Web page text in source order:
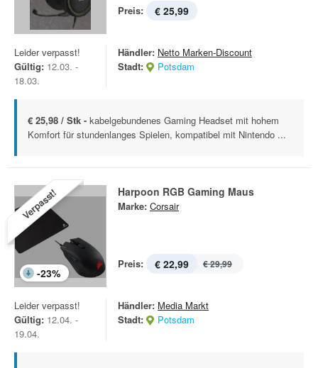
Preis: € 25,99
Leider verpasst!
Gültig: 12.03. -
18.03.
Händler: Netto Marken-Discount
Stadt:
Potsdam
€ 25,98 / Stk - kabelgebundenes Gaming Headset mit hohem
Komfort für stundenlanges Spielen, kompatibel mit Nintendo ...
Verpasst!
-23%
Harpoon RGB Gaming Maus
Marke: Corsair
Preis: € 22,99 € 29,99
Leider verpasst!
Gültig: 12.04. -
19.04.
Händler: Media Markt
Stadt:
Potsdam